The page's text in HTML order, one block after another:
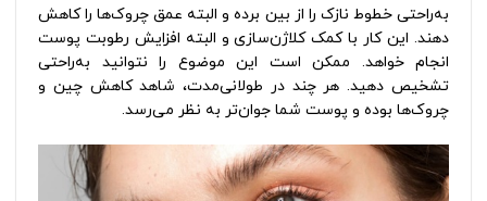
به‌راحتی خطوط نازک را از بین برده و البته عمق چروک‌ها را کاهش
دهند. این کار با کمک کلاژن‌سازی و البته افزایش رطوبت پوست
انجام خواهد. ممکن است این موضوع را نتوانید به‌راحتی
تشخیص دهید. هر چند در طولانی‌مدت، شاهد کاهش چین و
چروک‌ها بوده و پوست شما جوان‌تر به نظر می‌رسد.